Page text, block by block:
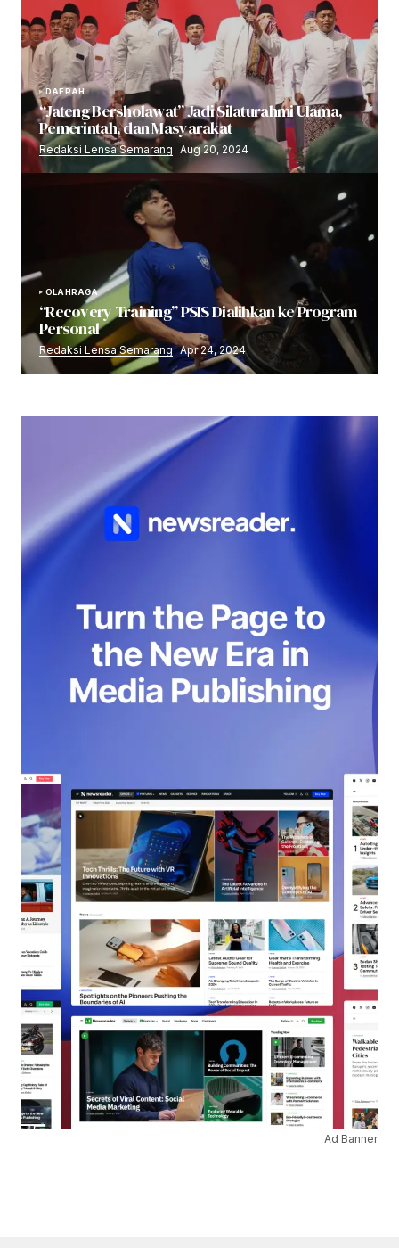
DAERAH
“Jateng Bersholawat” Jadi Silaturahmi Ulama,
Pemerintah, dan Masyarakat
Redaksi Lensa Semarang Aug 20, 2024
OLAHRAGA
“Recovery Training” PSIS Dialihkan ke Program
Personal
Redaksi Lensa Semarang Apr 24, 2024
Ad Banner